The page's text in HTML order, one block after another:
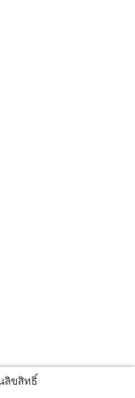
ลิขสิทธิ์